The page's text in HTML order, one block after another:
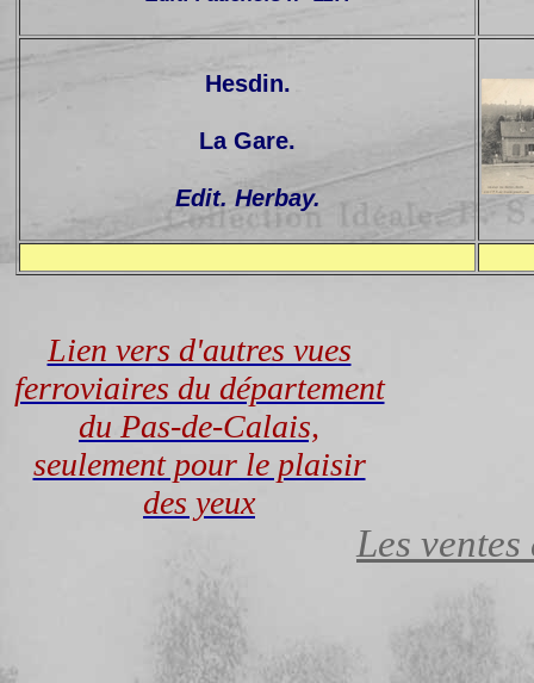
Hesdin.
La Gare.
Edit. Herbay.
Lien vers d'autres vues
ferroviaires du département
du Pas-de-Calais,
seulement pour le plaisir
des yeux
Les